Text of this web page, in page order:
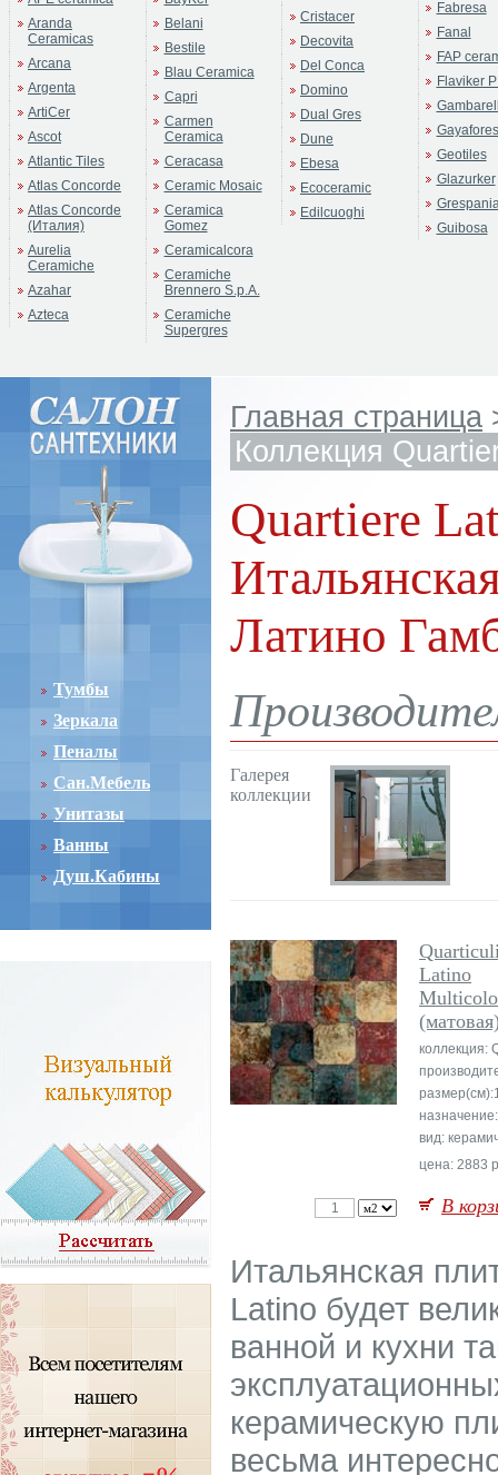
Aranda
Ceramicas
Arcana
Argenta
ArtiCer
Ascot
Atlantic Tiles
Atlas Concorde
Atlas Concorde
(Италия)
Aurelia
Ceramiche
Azahar
Azteca
Belani
Bestile
Blau Ceramica
Capri
Carmen
Ceramica
Ceracasa
Ceramic Mosaic
Ceramica
Gomez
Ceramicalcora
Ceramiche
Brennero S.p.A.
Ceramiche
Supergres
Cristacer
Decovita
Del Conca
Domino
Dual Gres
Dune
Ebesa
Ecoceramic
Edilcuoghi
Fabresa
Fanal
FAP
Flaviker
Gayafores
Geotiles
Glazurker
Guibosa
Тумбы
Зеркала
Пеналы
Сан.Мебель
Унитазы
Ванны
Душ.Кабины
Главная страница
Коллекция
Quartiere
Латино
Галерея
коллекции
Latino
коллекция:
вид:
цена: 2883
В
Итальянская
Latino будет
ванной и кухни
керамическую
весьма